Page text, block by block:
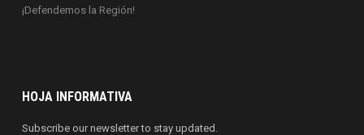
¡Defendemos la Región!
HOJA INFORMATIVA
Subscribe our newsletter to stay updated.